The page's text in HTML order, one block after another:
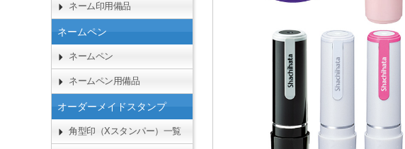
ネーム印用備品
ネームペン
ネームペン
ネームペン用備品
オーダーメイドスタンプ
角型印（Xスタンパー）一覧